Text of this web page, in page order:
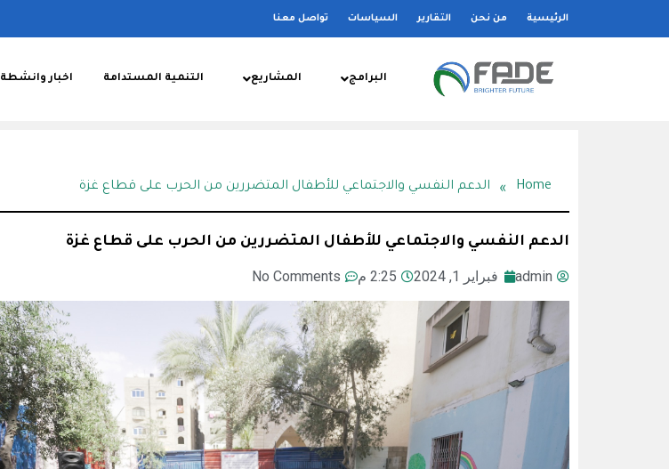
الرئيسية من نحن التقارير السياسات تواصل معنا
البرامج المشاريع التنمية المستدامة اخبار وانشطة
Home
» الدعم النفسي والاجتماعي للأطفال المتضررين من الحرب على قطاع غزة
الدعم النفسي والاجتماعي للأطفال المتضررين من الحرب على قطاع غزة
admin فبراير 1, 2024 2:25 م No Comments